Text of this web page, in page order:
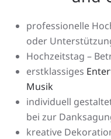
professionelle
oder
Hochzeitstag –
erstklassiges
Musik
individuell
bei zur
kreative